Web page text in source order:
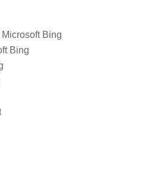
Bing
Bing